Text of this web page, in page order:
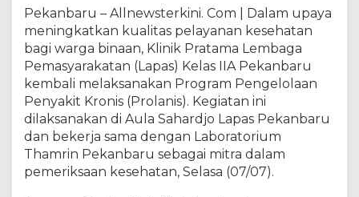
a
r
u
T
n
g
k
a
t
k
Pekanbaru – Allnewsterkini. Com | Dalam upaya
meningkatkan kualitas pelayanan kesehatan
bagi warga binaan, Klinik Pratama Lembaga
Pemasyarakatan (Lapas) Kelas IIA Pekanbaru
kembali melaksanakan Program Pengelolaan
Penyakit Kronis (Prolanis). Kegiatan ini
dilaksanakan di Aula Sahardjo Lapas Pekanbaru
dan bekerja sama dengan Laboratorium
Thamrin Pekanbaru sebagai mitra dalam
pemeriksaan kesehatan, Selasa (07/07).